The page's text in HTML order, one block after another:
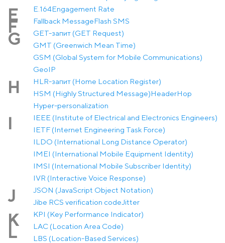
E E.164Engagement Rate
F Fallback MessageFlash SMS
G
GET-запит (GET Request)
GMT (Greenwich Mean Time)
GSM (Global System for Mobile Communications)
GeoIP
H
HLR-запит (Home Location Register)
HSM (Highly Structured Message)HeaderHop
Hyper-personalization
I
IEEE (Institute of Electrical and Electronics Engineers)
IETF (Internet Engineering Task Force)
ILDO (International Long Distance Operator)
IMEI (International Mobile Equipment Identity)
IMSI (International Mobile Subscriber Identity)
IVR (Interactive Voice Response)
J
JSON (JavaScript Object Notation)
Jibe RCS verification codeJitter
K KPI (Key Performance Indicator)
L
LAC (Location Area Code)
LBS (Location-Based Services)